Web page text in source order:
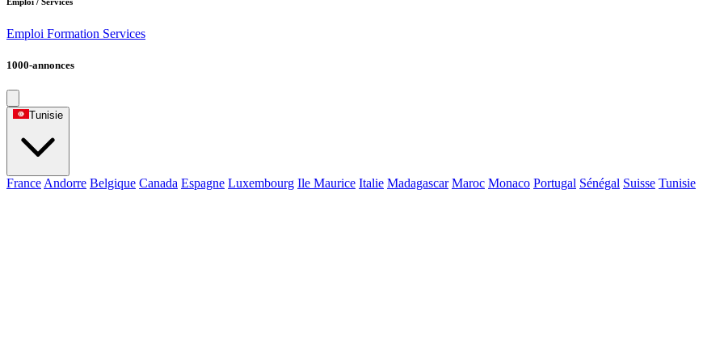
Emploi Formation Services
1000-annonces
Tunisie
France Andorre Belgique Canada Espagne Luxembourg Ile Maurice Italie Madagascar Maroc Monaco Portugal Sénégal Suisse Tunisie